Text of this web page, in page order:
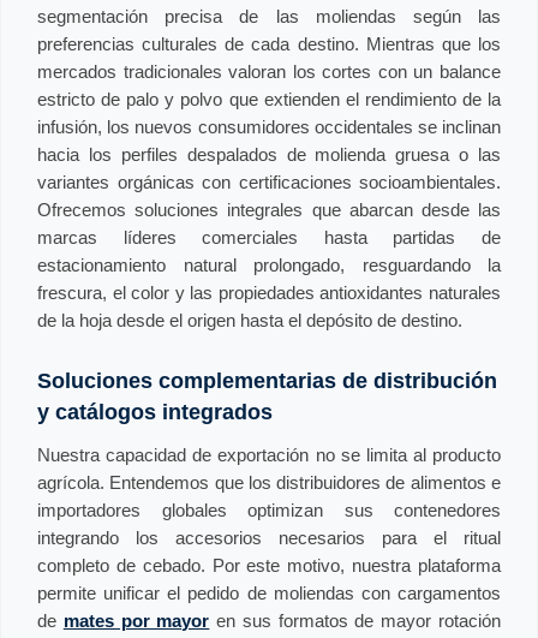
segmentación precisa de las moliendas según las
preferencias culturales de cada destino. Mientras que los
mercados tradicionales valoran los cortes con un balance
estricto de palo y polvo que extienden el rendimiento de la
infusión, los nuevos consumidores occidentales se inclinan
hacia los perfiles despalados de molienda gruesa o las
variantes orgánicas con certificaciones socioambientales.
Ofrecemos soluciones integrales que abarcan desde las
marcas líderes comerciales hasta partidas de
estacionamiento natural prolongado, resguardando la
frescura, el color y las propiedades antioxidantes naturales
de la hoja desde el origen hasta el depósito de destino.
Soluciones complementarias de distribución
y catálogos integrados
Nuestra capacidad de exportación no se limita al producto
agrícola. Entendemos que los distribuidores de alimentos e
importadores globales optimizan sus contenedores
integrando los accesorios necesarios para el ritual
completo de cebado. Por este motivo, nuestra plataforma
permite unificar el pedido de moliendas con cargamentos
de mates por mayor en sus formatos de mayor rotación